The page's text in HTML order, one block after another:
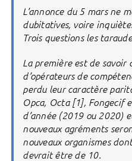
L’annonce du 5 mars ne
dubitatives, voire
Trois questions les
La première est de savoir
d’opérateurs de
perdu leur caractère
Opca, Octa [1], Fongecif
d’année (2019 ou 2020)
nouveaux agréments
nouveaux organismes
devrait être de 10.